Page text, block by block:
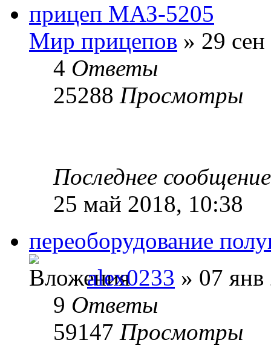
прицеп МАЗ-5205
Мир прицепов » 29
4 Ответы
25288 Просмотры
Последнее
25 май 2018, 10:38
переоборудование
alex0233 » 07
9 Ответы
59147 Просмотры